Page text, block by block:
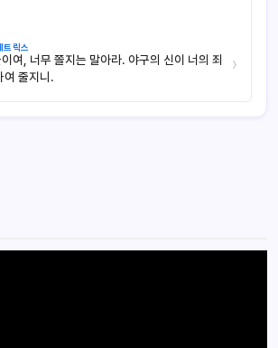
트릭스
여, 너무 쫄지는 말아라. 야구의 신이 너의 죄
여 줄지니.
›